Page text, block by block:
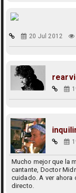
20 Jul 2012
Mucho mejor que la
cantante, Doctor
cuidado. A ver ahora
directo.